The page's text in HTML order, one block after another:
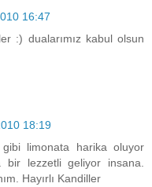
16:47
:) dualarımız kabul olsun
18:19
limonata harika oluyor
bir lezzetli geliyor insana.
Hayırlı Kandiller